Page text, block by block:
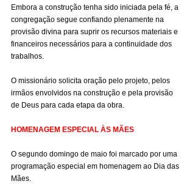
Embora a construção tenha sido iniciada pela fé, a
congregação segue confiando plenamente na
provisão divina para suprir os recursos materiais e
financeiros necessários para a continuidade dos
trabalhos.
O missionário solicita oração pelo projeto, pelos
irmãos envolvidos na construção e pela provisão
de Deus para cada etapa da obra.
HOMENAGEM ESPECIAL ÀS MÃES
O segundo domingo de maio foi marcado por uma
programação especial em homenagem ao Dia das
Mães.